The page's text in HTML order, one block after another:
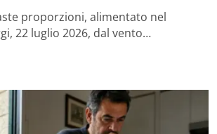
proporzioni, alimentato nel
22 luglio 2026, dal vento…